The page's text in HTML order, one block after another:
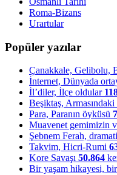
Roma-Bizans
Urartular
Popüler yazılar
Çanakkale, Gelibolu,
İnternet, Dünyada
İl’diler, İlçe oldular
Beşiktaş, Armasındaki
Para, Paranın öyküsü
Muavenet gemimizin
Şebnem Ferah,
Takvim, Hicri-Rumi
Kore Savaşı 50.864
Bir yaşam hikayesi,